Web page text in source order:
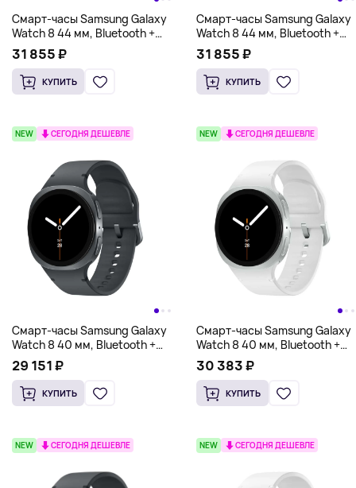
Смарт-часы Samsung Galaxy
Watch 8 44 мм, Bluetooth +
LTE, белый
31 855 ₽
КУПИТЬ
Смарт-часы Samsung Galaxy
Watch 8 44 мм, Bluetooth +
LTE, графит
31 855 ₽
КУПИТЬ
NEW СЕГОДНЯ ДЕШЕВЛЕ
Смарт-часы Samsung Galaxy
Watch 8 40 мм, Bluetooth +
LTE, графит
29 151 ₽
КУПИТЬ
NEW СЕГОДНЯ ДЕШЕВЛЕ
Смарт-часы Samsung Galaxy
Watch 8 40 мм, Bluetooth +
LTE, белый
30 383 ₽
КУПИТЬ
NEW СЕГОДНЯ ДЕШЕВЛЕ NEW СЕГОДНЯ ДЕШЕВЛЕ